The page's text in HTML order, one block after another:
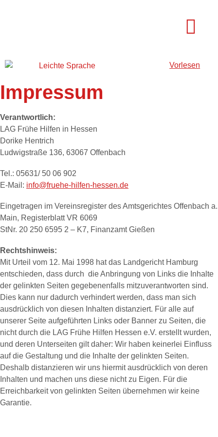
Vorlesen
Impressum
Verantwortlich:
LAG Frühe Hilfen in Hessen
Dorike Hentrich
Ludwigstraße 136, 63067 Offenbach
Tel.: 05631/ 50 06 902
E-Mail: info@fruehe-hilfen-hessen.de
Eingetragen im Vereinsregister des Amtsgerichtes Offenbach a.
Main, Registerblatt VR 6069
StNr. 20 250 6595 2 – K7, Finanzamt Gießen
Rechtshinweis:
Mit Urteil vom 12. Mai 1998 hat das Landgericht Hamburg
entschieden, dass durch die Anbringung von Links die Inhalte
der gelinkten Seiten gegebenenfalls mitzuverantworten sind.
Dies kann nur dadurch verhindert werden, dass man sich
ausdrücklich von diesen Inhalten distanziert. Für alle auf
unserer Seite aufgeführten Links oder Banner zu Seiten, die
nicht durch die LAG Frühe Hilfen Hessen e.V. erstellt wurden,
und deren Unterseiten gilt daher: Wir haben keinerlei Einfluss
auf die Gestaltung und die Inhalte der gelinkten Seiten.
Deshalb distanzieren wir uns hiermit ausdrücklich von deren
Inhalten und machen uns diese nicht zu Eigen. Für die
Erreichbarkeit von gelinkten Seiten übernehmen wir keine
Garantie.